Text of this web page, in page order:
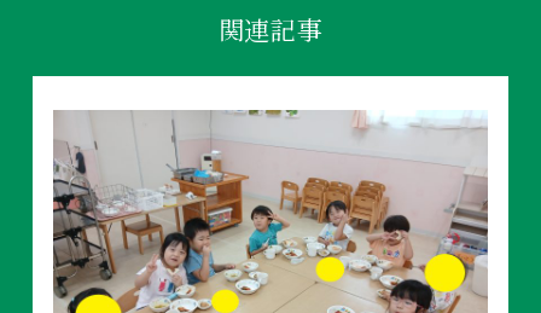
関連記事